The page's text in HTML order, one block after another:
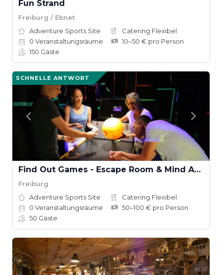
Fun Strand
Freiburg / Ebnet
Adventure Sports Site
Catering Flexibel
0 Veranstaltungsräume
10–50 € pro Person
150 Gäste
SCHNELLE ANTWORT
Find Out Games - Escape Room & Mind Arena®
Freiburg
Adventure Sports Site
Catering Flexibel
0 Veranstaltungsräume
50–100 € pro Person
50 Gäste